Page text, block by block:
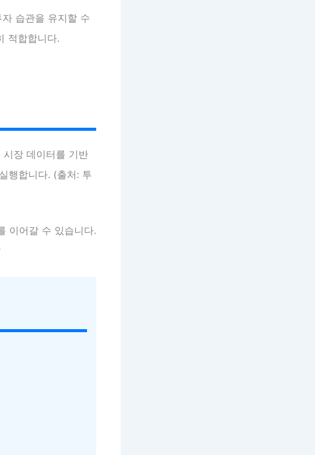
습관을 유지할 수
적합합니다.
장 데이터를 기반
행합니다. (출처: 투
이어갈 수 있습니다.